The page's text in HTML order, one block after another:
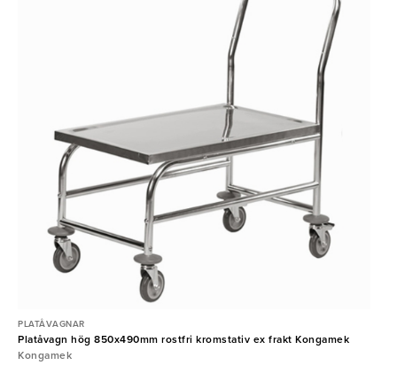
PLATÅVAGNAR
Platåvagn hög 850x490mm rostfri kromstativ ex frakt Kongamek
Kongamek